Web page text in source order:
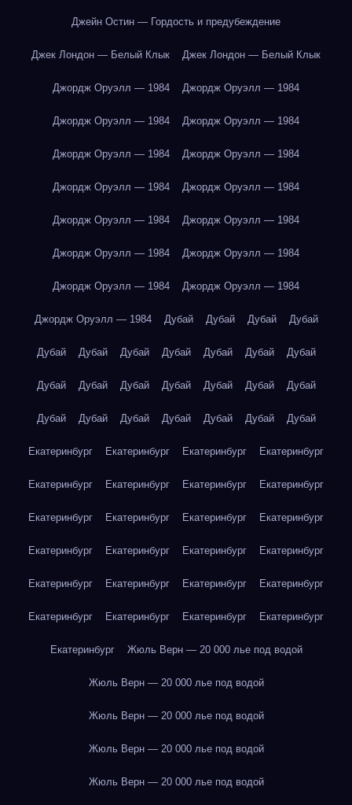
Джейн Остин — Гордость и предубеждение
Джек Лондон — Белый Клык Джек Лондон — Белый Клык
Джордж Оруэлл — 1984 Джордж Оруэлл — 1984
Джордж Оруэлл — 1984 Джордж Оруэлл — 1984
Джордж Оруэлл — 1984 Джордж Оруэлл — 1984
Джордж Оруэлл — 1984 Джордж Оруэлл — 1984
Джордж Оруэлл — 1984 Джордж Оруэлл — 1984
Джордж Оруэлл — 1984 Джордж Оруэлл — 1984
Джордж Оруэлл — 1984 Джордж Оруэлл — 1984
Джордж Оруэлл — 1984 Дубай Дубай Дубай Дубай
Дубай Дубай Дубай Дубай Дубай Дубай Дубай
Дубай Дубай Дубай Дубай Дубай Дубай Дубай
Дубай Дубай Дубай Дубай Дубай Дубай Дубай
Екатеринбург Екатеринбург Екатеринбург Екатеринбург
Екатеринбург Екатеринбург Екатеринбург Екатеринбург
Екатеринбург Екатеринбург Екатеринбург Екатеринбург
Екатеринбург Екатеринбург Екатеринбург Екатеринбург
Екатеринбург Екатеринбург Екатеринбург Екатеринбург
Екатеринбург Екатеринбург Екатеринбург Екатеринбург
Екатеринбург Жюль Верн — 20 000 лье под водой
Жюль Верн — 20 000 лье под водой
Жюль Верн — 20 000 лье под водой
Жюль Верн — 20 000 лье под водой
Жюль Верн — 20 000 лье под водой